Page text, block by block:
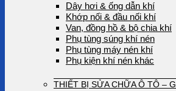
Dây hơi & ống dẫn khí
Khớp nối & đầu nối khí
Van, đồng hồ & bộ chia khí
Phụ tùng súng khí nén
Phụ tùng máy nén khí
Phụ kiện khí nén khác
THIẾT BỊ SỬA CHỮA Ô TÔ –